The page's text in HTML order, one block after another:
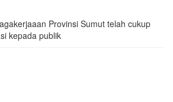
Provinsi Sumut telah cukup
kepada publik